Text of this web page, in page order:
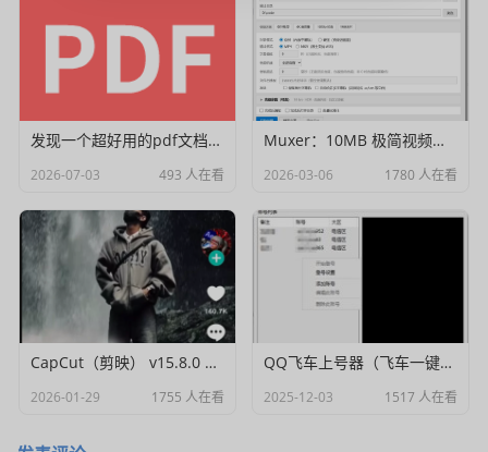
发现一个超好用的pdf文档编辑器
2026-07-03 493 人在看
Muxer：10MB 极简视频字幕批量封装工具 (单文件/绿色版)
2026-03-06 1780 人在看
CapCut（剪映） v15.8.0 国际高级会员解锁破解版
2026-01-29 1755 人在看
QQ飞车上号器（飞车一键登号器）V1.0
2025-12-03 1517 人在看